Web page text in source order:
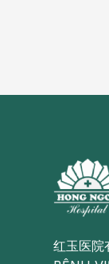
红玉医